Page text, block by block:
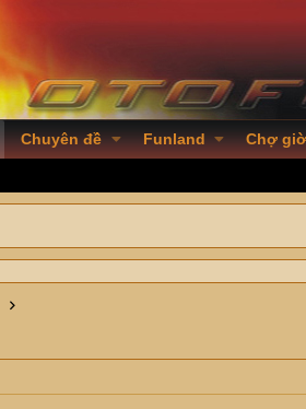
Chuyên đề Funland Chợ